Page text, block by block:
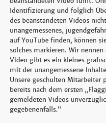
Identifizierung und folglich
des beanstandeten Videos
unangemessenes,
auf YouTube finden, können
solches markieren. Wir
Video gibt es ein kleines
mit der unangemessene
Unsere geschulten
bereits nach dem ersten
gemeldeten Videos
gegebenenfalls.“